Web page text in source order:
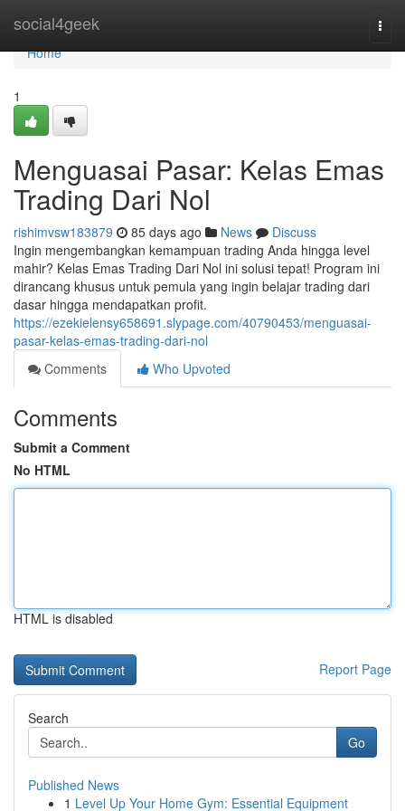
social4geek
Home
Home
1
Menguasai Pasar: Kelas Emas
Trading Dari Nol
rishimvsw183879 85 days ago News
Discuss
Ingin mengembangkan kemampuan trading Anda hingga level
mahir? Kelas Emas Trading Dari Nol ini solusi tepat! Program ini
dirancang khusus untuk pemula yang ingin belajar trading dari
dasar hingga mendapatkan profit.
https://ezekielensy658691.slypage.com/40790453/menguasai-
pasar-kelas-emas-trading-dari-nol
Comments
Who Upvoted
Comments
Submit a Comment
No HTML
HTML is disabled
Report Page
Search
Go
Published News
1 Level Up Your Home Gym: Essential Equipment